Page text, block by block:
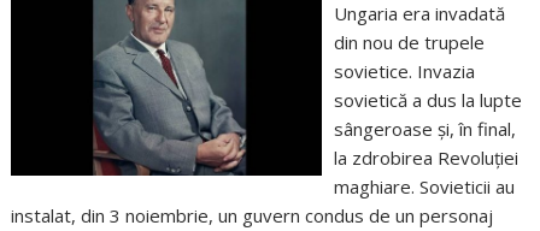
Ungaria era invadată
din nou de trupele
sovietice. Invazia
sovietică a dus la lupte
sângeroase și, în final,
la zdrobirea Revoluției
maghiare. Sovieticii au
instalat, din 3 noiembrie, un guvern condus de un personaj